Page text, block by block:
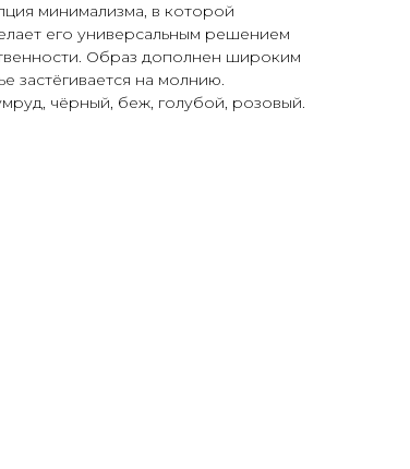
минимализма, в которой
его универсальным решением
Образ дополнен широким
застёгивается на молнию.
чёрный, беж, голубой, розовый.